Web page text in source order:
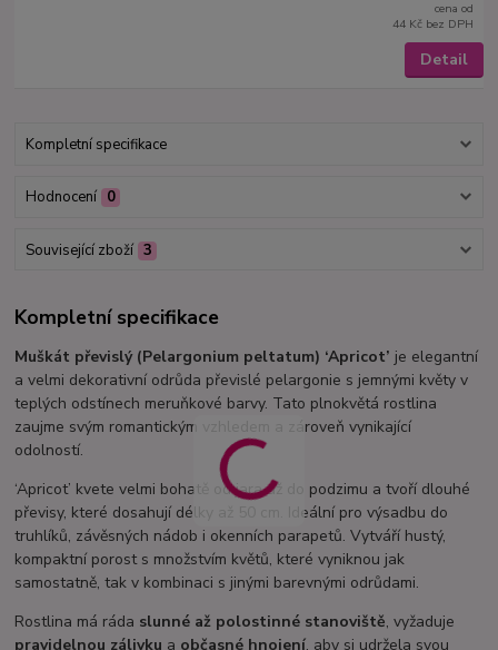
cena od
44 Kč bez DPH
Detail
Kompletní specifikace
Hodnocení 0
Související zboží 3
Kompletní specifikace
Muškát převislý (Pelargonium peltatum) ‘Apricot’ je elegantní
a velmi dekorativní odrůda převislé pelargonie s jemnými květy v
teplých odstínech meruňkové barvy. Tato plnokvětá rostlina
zaujme svým romantickým vzhledem a zároveň vynikající
odolností.
‘Apricot’ kvete velmi bohatě od jara až do podzimu a tvoří dlouhé
převisy, které dosahují délky až 50 cm. Ideální pro výsadbu do
truhlíků, závěsných nádob i okenních parapetů. Vytváří hustý,
kompaktní porost s množstvím květů, které vyniknou jak
samostatně, tak v kombinaci s jinými barevnými odrůdami.
Rostlina má ráda slunné až polostinné stanoviště, vyžaduje
pravidelnou zálivku a občasné hnojení, aby si udržela svou